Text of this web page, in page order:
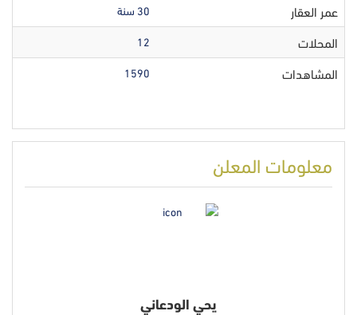
عمر العقار 30 سنة
المحلات 12
المشاهدات 1590
معلومات المعلن
يحي الودعاني